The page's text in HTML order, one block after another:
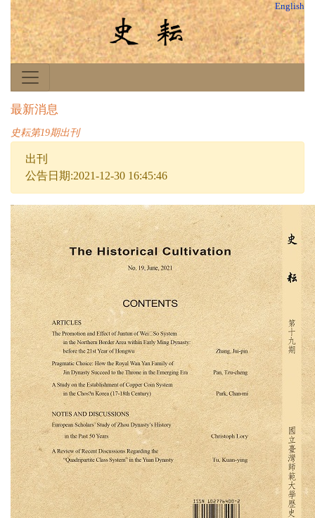
English
最新消息
史耘第19期出刊
出刊
公告日期:2021-12-30 16:45:46